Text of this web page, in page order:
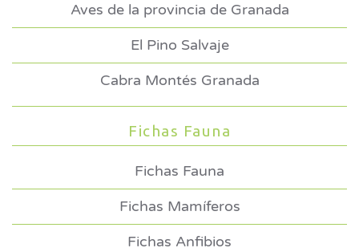
Aves de la provincia de Granada
El Pino Salvaje
Cabra Montés Granada
Fichas Fauna
Fichas Fauna
Fichas Mamíferos
Fichas Anfibios